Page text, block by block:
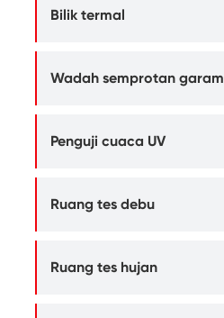
Bilik termal
Wadah semprotan garam
Penguji cuaca UV
Ruang tes debu
Ruang tes hujan